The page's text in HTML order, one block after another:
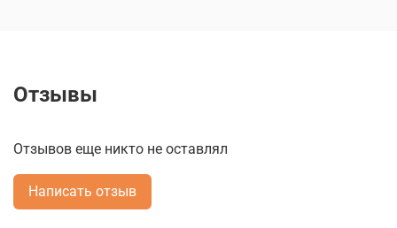
Отзывы
Отзывов еще никто не оставлял
Написать отзыв